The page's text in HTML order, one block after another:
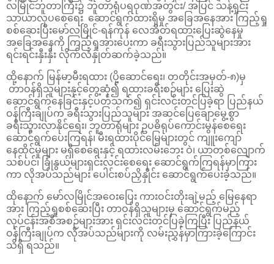
လမြိုင်ဘူတာကြီး၌ ဘူတာရုံပရဝုဏ်အတွင်း/ အပြင် သန့်ရှင်း
သာယာလှပစေရေး ဆောင်ရွက်ထားရှိမှု အခြေအနေအား ကြည့်ရှု
စစ်ဆေးပြီးမော်လမြိုင်-ရန်ကုန် လေအိတ်ရထားပြေးဆွဲနေမှု
အခြေအနေကို ကြည့်ရှုအားပေးကာ ခရီးသွားပြည်သူများအား
ရင်းရင်းနှီးနှီး လိုက်လံနှုတ်ဆက်ခဲ့သည်။
ထို့နောက် မြန်မာ့မီးရထား (ပို့ဆောင်ရေး၊ တတိုင်းအမှတ်-၈)မှ
တာဝန်ရှိသူများနှင့်တွေ့ဆုံ၍ ရထားခရီးစဉ်များ ပြေးဆွဲ
ဆောင်ရွက်နေခြင်းနှင့်ပတ်သက်၍ ရှင်းလင်းတင်ပြခဲ့ရာ ပြည်နယ်
ဝန်ကြီးချုပ်က ခရီးသွားပြည်သူများ အဆင်ပြေချောမွေ့စွာ
ခရီးသွားလာနိုင်ရေး၊ ဘူတာရုံများ ဥပဓိရုပ်ကောင်းမွန်စေရေး
ဆောင်ရွက်ပေးကြရန်၊ မီးရထားပိုင်မြေများတွင် ကျူးကျော်
နေထိုင်မှုများ မရှိစေရေးနှင့် ရထားလမ်းဘေး ဝဲ၊ ယာတစ်လျောက်
သစ်ပင်၊ ခြုံနွယ်များရှင်းလင်းစေရေး ဆောင်ရွက်ကြရန်မှာကြား
ကာ လိုအပ်သည်များ ပေါင်းစပ်ညှိနှိုင်း ဆောင်ရွက်ပေးခဲ့သည်။
ထိုနောက် မော်လမြိုင်အဝေးပြေး ကားဝင်းတိုးချဲ့မည့် မြေနေရာ
အား ကြည့်ရှုစစ်ဆေးပြီး တာဝန်ရှိသူများမှ ဆောင်ရွက်မည့်
လုပ်ငန်းအစီအစဉ်များအား ရှင်းလင်းတင်ပြခဲ့ကြပြီး ပြည်နယ်
ဝန်ကြီးချုပ်က လိုအပ်သည်များကို လမ်းညွှန်မှာကြားခဲ့ကြောင်း
သိရှိ ရသည်။